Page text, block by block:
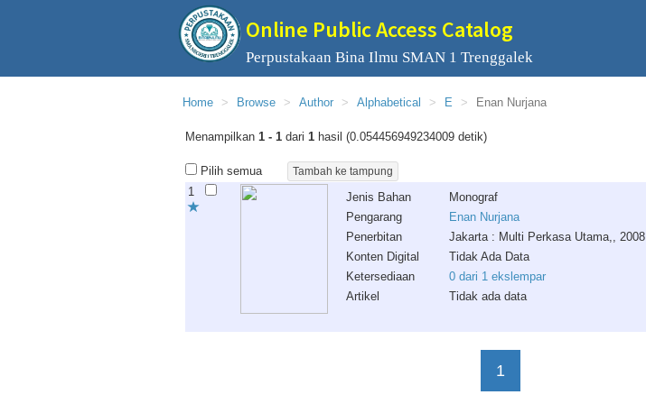
Online Public Access Catalog
Perpustakaan Bina Ilmu SMAN 1 Trenggalek
Home Browse Author Alphabetical E Enan Nurjana
Menampilkan 1 - 1 dari 1 hasil (0.054456949234009 detik)
Pilih semua
1
Jenis Bahan
Monograf
Pengarang
Enan Nurjana
Penerbitan
Jakarta : Multi Perkasa Utama,, 2008
Konten Digital
Tidak Ada Data
Ketersediaan
0 dari 1 ekslempar
Artikel
Tidak ada data
1